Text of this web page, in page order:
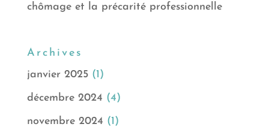
chômage et la précarité professionnelle
Archives
janvier 2025(1)
décembre 2024 (4)
novembre 2024 (1)